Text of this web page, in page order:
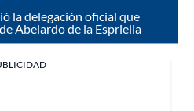
la delegación oficial que
Abelardo de la Espriella